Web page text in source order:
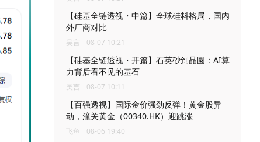
【硅基全链透视・中篇】全球硅料格局，国内
外厂商对比
吴言 08-07 10:21
【硅基全链透视・开篇】石英砂到晶圆：AI算
力背后看不见的基石
吴言 08-07 10:11
【百强透视】国际金价强劲反弹！黄金股异
动，潼关黄金（00340.HK）迎跳涨
飞鱼 08-06 19:40